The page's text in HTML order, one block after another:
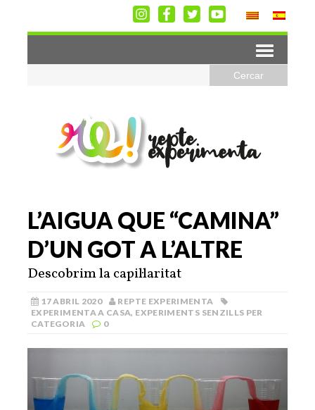
L’AIGUA QUE “CAMINA”
D’UN GOT A L’ALTRE
Descobrim la capil·laritat
17 ABRIL 2020
REPTE EXPERIMENTA
EXPERIMENTA A CASA, EXPERIMENTS SENZILLS PER
CATEGORIA
0